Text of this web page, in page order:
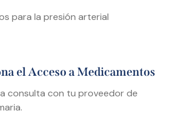
para la presión arterial
el Acceso a Medicamentos
consulta con tu proveedor de